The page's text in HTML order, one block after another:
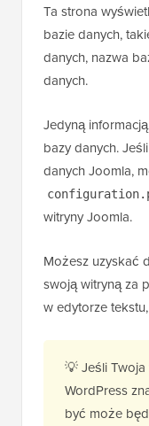
Ta strona
bazie danych,
danych, nazwa
danych.
Jedyną
bazy danych.
danych Joomla,
witryny Joomla.
Możesz uzyskać
swoją witryną za
w edytorze
💡 Jeśli
WordPress
być może